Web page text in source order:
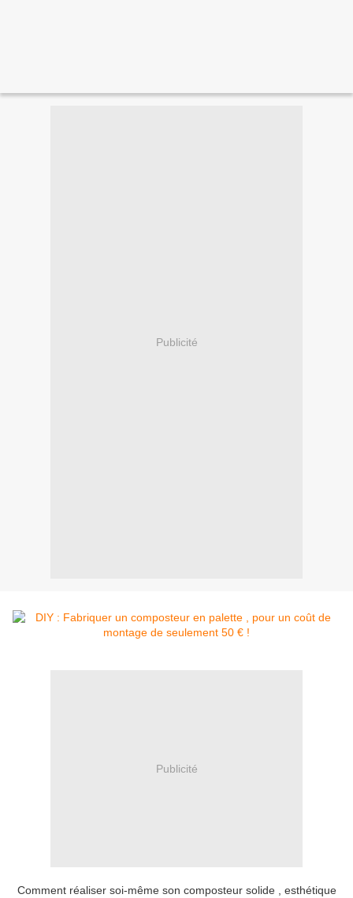
Publicité
Publicité
Comment réaliser soi-même son composteur solide , esthétique